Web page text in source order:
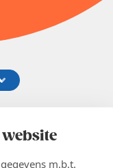
website
m.b.t.